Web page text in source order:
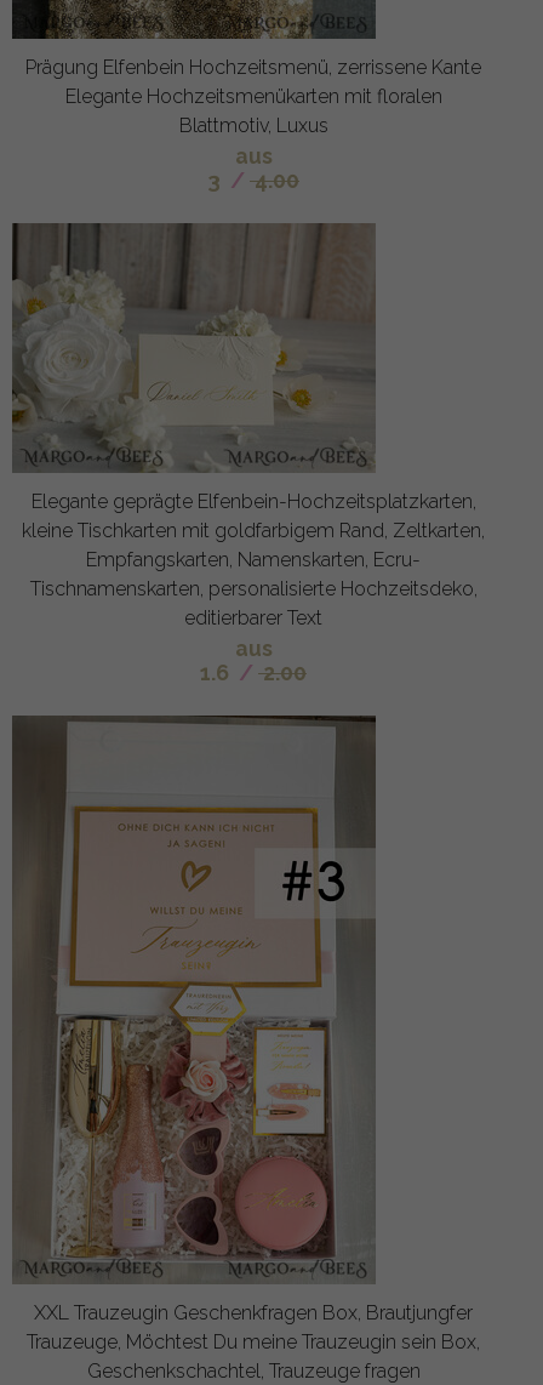
Prägung Elfenbein Hochzeitsmenü, zerrissene Kante
Elegante Hochzeitsmenükarten mit floralen
Blattmotiv, Luxus
aus
3 / 4.00
Elegante geprägte Elfenbein-Hochzeitsplatzkarten,
kleine Tischkarten mit goldfarbigem Rand, Zeltkarten,
Empfangskarten, Namenskarten, Ecru-
Tischnamenskarten, personalisierte Hochzeitsdeko,
editierbarer Text
aus
1.6 / 2.00
XXL Trauzeugin Geschenkfragen Box, Brautjungfer
Trauzeuge, Möchtest Du meine Trauzeugin sein Box,
Geschenkschachtel, Trauzeuge fragen